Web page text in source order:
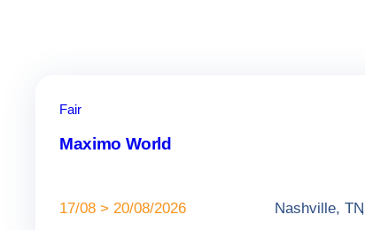
Fair
Maximo World
17/08 > 20/08/2026 Nashville, TN
,